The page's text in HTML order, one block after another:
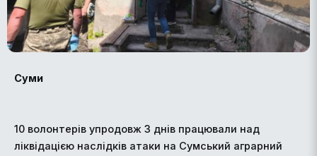
Суми
10 волонтерів упродовж 3 днів працювали над
ліквідацією наслідків атаки на Сумський аграрний